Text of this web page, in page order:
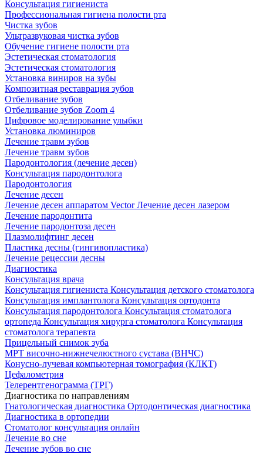
Консультация гигиениста
Профессиональная гигиена полости рта
Чистка зубов
Ультразвуковая чистка зубов
Обучение гигиене полости рта
Эстетическая стоматология
Эстетическая стоматология
Установка виниров на зубы
Композитная реставрация зубов
Отбеливание зубов
Отбеливание зубов Zoom 4
Цифровое моделирование улыбки
Установка люминиров
Лечение травм зубов
Лечение травм зубов
Пародонтология (лечение десен)
Консультация пародонтолога
Пародонтология
Лечение десен
Лечение десен аппаратом VectorЛечение десен лазером
Лечение пародонтита
Лечение пародонтоза десен
Плазмолифтинг десен
Пластика десны (гингивопластика)
Лечение рецессии десны
Диагностика
Консультация врача
Консультация гигиениста Консультация детского стоматолога
Консультация имплантолога Консультация ортодонта
Консультация пародонтолога Консультация стоматолога
ортопеда Консультация хирурга стоматолога Консультация
стоматолога терапевта
Прицельный снимок зуба
МРТ височно-нижнечелюстного сустава (ВНЧС)
Конусно-лучевая компьютерная томография (КЛКТ)
Цефалометрия
Телерентгенограмма (ТРГ)
Диагностика по направлениям
Гнатологическая диагностика Ортодонтическая диагностика
Диагностика в ортопедии
Стоматолог консультация онлайн
Лечение во сне
Лечение зубов во сне